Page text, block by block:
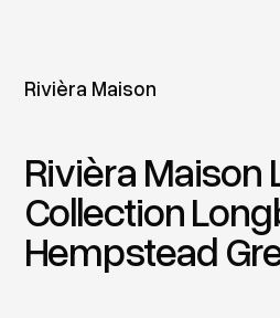
Rivièra Maison
Rivièra Maison
Collection
Hempstead